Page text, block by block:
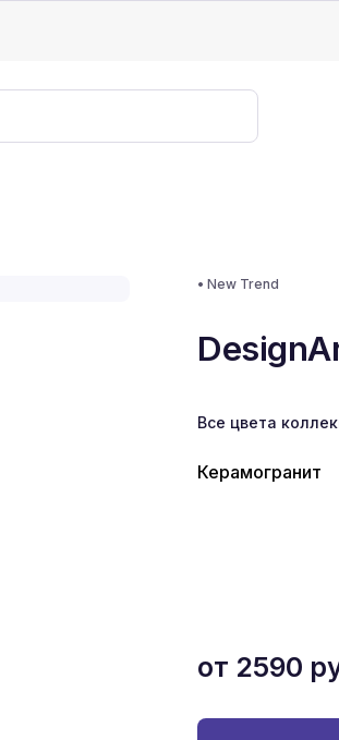
• New Trend
Все цвета
Керамогранит
от 2590